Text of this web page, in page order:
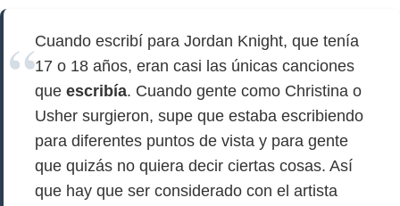
Cuando escribí para Jordan Knight, que tenía
17 o 18 años, eran casi las únicas canciones
que escribía. Cuando gente como Christina o
Usher surgieron, supe que estaba escribiendo
para diferentes puntos de vista y para gente
que quizás no quiera decir ciertas cosas. Así
que hay que ser considerado con el artista